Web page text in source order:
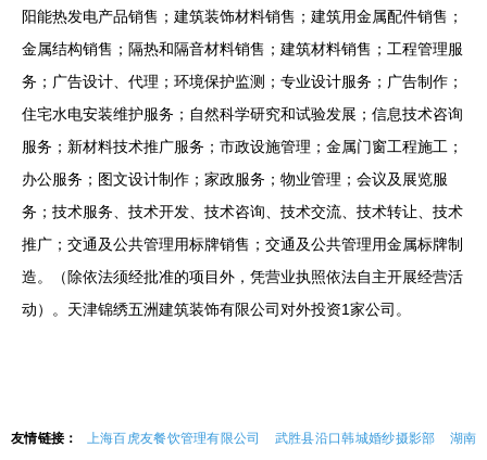
阳能热发电产品销售；建筑装饰材料销售；建筑用金属配件销售；
金属结构销售；隔热和隔音材料销售；建筑材料销售；工程管理服
务；广告设计、代理；环境保护监测；专业设计服务；广告制作；
住宅水电安装维护服务；自然科学研究和试验发展；信息技术咨询
服务；新材料技术推广服务；市政设施管理；金属门窗工程施工；
办公服务；图文设计制作；家政服务；物业管理；会议及展览服
务；技术服务、技术开发、技术咨询、技术交流、技术转让、技术
推广；交通及公共管理用标牌销售；交通及公共管理用金属标牌制
造。（除依法须经批准的项目外，凭营业执照依法自主开展经营活
动）。天津锦绣五洲建筑装饰有限公司对外投资1家公司。
友情链接： 上海百虎友餐饮管理有限公司 武胜县沿口韩城婚纱摄影部
湖南